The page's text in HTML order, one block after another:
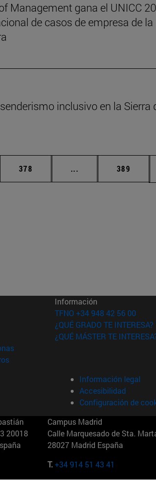
Management gana el UNICC
de casos de empresa de la
inclusivo en la Sierra
Página
378 ... Páginas intermedias
Página
389
nueva ventana)
ventana)
en nueva ventana)
(abre en nueva ventana)
(abre en nueva ventana)
Información
TFNO +34 948 42 56 00
¿QUÉ GRADO TE INTERESA?
¿QUÉ MÁSTER TE
Información legal
Accesibilidad
Configuración de
20018
Campus Madrid
Calle Marquesado de Sta.
28027 Madrid España
T.+34 914 51 43 41